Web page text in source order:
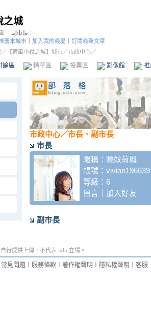
之城
副市長：
薦本城市 加入我的最愛
訂閱最新文章
／ 【荷風小說之城】城市／市政中心／
論區 精華區 投票區 影像館
市政中心／市長、副市長
市長
暱稱： 曉妏荷風
帳號： vivian196639
等級：6
留言
加入好友
副市長
行提供上傳，不代表 udn 立場。
常見問題 服務條款 著作權聲明 隱私權聲明 客服